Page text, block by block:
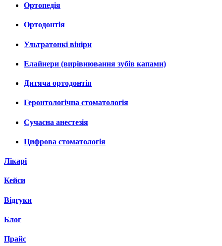
Ортопедія
Ортодонтія
Ультратонкі вініри
Елайнери (вирівнювання зубів капами)
Дитяча ортодонтія
Геронтологічна стоматологія
Сучасна анестезія
Цифрова стоматологія
Лікарі
Кейси
Відгуки
Блог
Прайс